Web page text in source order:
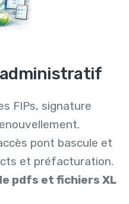
administratif
FIPs, signature
pont bascule et
et préfacturation.
pdfs et fichiers XL